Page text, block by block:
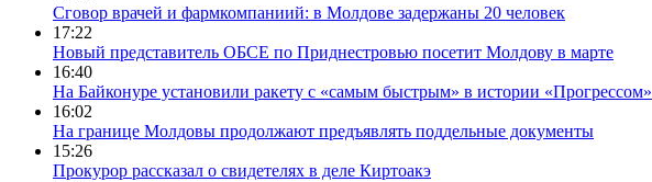
Сговор врачей и фармкомпаниий: в Молдове задержаны 20 человек
17:22
Новый представитель ОБСЕ по Приднестровью посетит Молдову в марте
16:40
На Байконуре установили ракету с «самым быстрым» в истории «Прогрессом»
16:02
На границе Молдовы продолжают предъявлять поддельные документы
15:26
Прокурор рассказал о свидетелях в деле Киртоакэ